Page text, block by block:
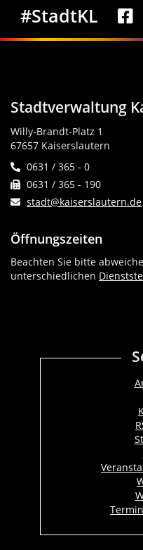
Social Media
#StadtKL
Stadtverwaltung
Willy-Brandt-Platz 1
67657 Kaiserslautern
0631 / 365 - 0
0631 / 365 - 190
stadt@kaiserslautern.de
Öffnungszeiten
Beachten Sie bitte
unterschiedlichen